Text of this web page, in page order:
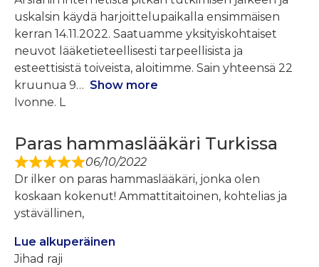
uskalsin käydä harjoittelupaikalla ensimmäisen
kerran 14.11.2022. Saatuamme yksityiskohtaiset
neuvot lääketieteellisesti tarpeellisista ja
esteettisistä toiveista, aloitimme. Sain yhteensä 22
kruunua 9
Show more
Ivonne. L
Paras hammaslääkäri Turkissa
06/10/2022
Dr ilker on paras hammaslääkäri, jonka olen
koskaan kokenut! Ammattitaitoinen, kohtelias ja
ystävällinen,
Lue alkuperäinen
Jihad raji